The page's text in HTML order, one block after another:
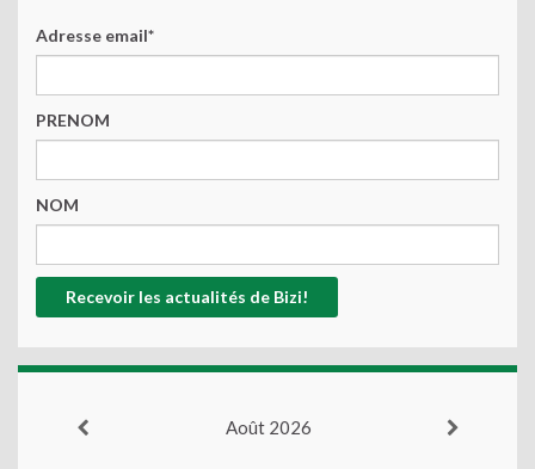
Adresse email*
PRENOM
NOM
Août 2026